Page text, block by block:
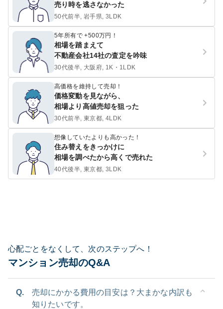
売り時を逃さなかった
50代前半, 岩手県, 3LDK
5年所有で +500万円！
相場を踏まえて
不動産会社14社の査定を吟味
30代後半, 大阪府, 1K・1LDK
高価格を維持して売却！
価格変動を見ながら、
相場より高値売却を狙った
30代前半, 東京都, 4LDK
想像していたよりも高かった！
住み替えをきっかけに
相場を調べたから高くで売れた
40代後半, 東京都, 3LDK
心配ごとをなくして、次のステップへ！
マンション売却のQ&A
Q.
売却にかかる費用の目安は？大まかな内訳も
知りたいです。